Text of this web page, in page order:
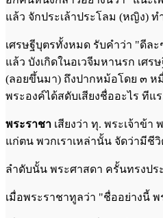
แล้ว จักประเล้าประโลม (หญิง)
เศรษฐีบุตรทั้งหมด รับคำว่า "ดีล
แล้ว บังเกิดในอเวจีมหานรก เศ
(ลอยขึ้นมา) ถึงปากหม้อโดย ๓ ห
พระองค์ได้สดับเสียงชื่ออะไร ทีแ
พระราชา เสียงว่า ทุ. พระเจ้าข้
แก่ตน พวกเราเหล่านั้น จัดว่ามีชี
ลำดับนั้น พระศาสดา ครั้นทรงปร
เมื่อพระราชาทูลว่า "ชื่ออย่างนี้ พ